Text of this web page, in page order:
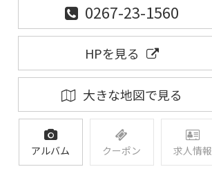
0267-23-1560
HPを見る
大きな地図で見る
アルバム クーポン 求人情報